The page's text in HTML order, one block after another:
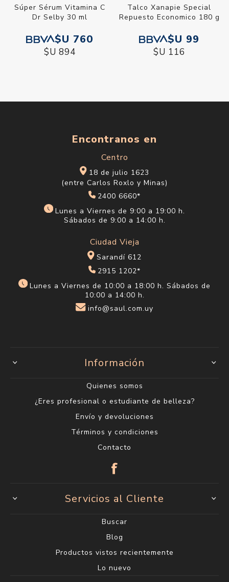
Súper Sérum Vitamina C
Dr Selby 30 ml
$U 760
$U 894
Talco Xanapie Special
Repuesto Economico 180 g
$U 99
$U 116
Encontranos en
Centro
18 de julio 1623
(entre Carlos Roxlo y Minas)
2400 6660*
Lunes a Viernes de 9:00 a 19:00 h.
Sábados de 9:00 a 14:00 h.
Ciudad Vieja
Sarandí 612
2915 1202*
Lunes a Viernes de 10:00 a 18:00 h. Sábados de
10:00 a 14:00 h.
info@saul.com.uy
Información
Quienes somos
¿Eres profesional o estudiante de belleza?
Envío y devoluciones
Términos y condiciones
Contacto
Servicios al Cliente
Buscar
Blog
Productos vistos recientemente
Lo nuevo